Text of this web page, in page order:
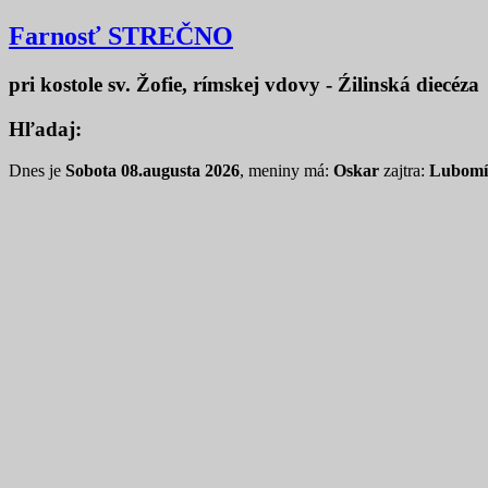
Farnosť STREČNO
pri kostole sv. Žofie, rímskej vdovy - Źilinská diecéza
Hľadaj:
Dnes je Sobota 08.augusta 2026, meniny má: Oskar zajtra: